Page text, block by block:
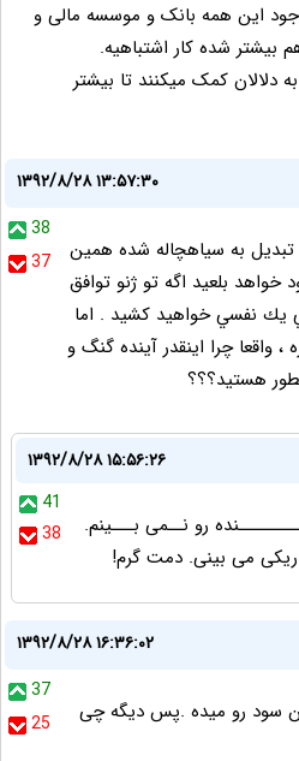
این همه بانک و موسسه مالی و
بیشتر شده کار اشتباهیه.
دلالان کمک میکنند تا بیشتر
۱۳۹۲/۸/۲۸ ۱۳:۵۷:۳۰
38
37
تبديل به سياهچاله شده همين
بلعيد اگه تو ژنو توافق
يك نفسي خواهيد كشيد . اما
واقعا چرا اينقدر آينده گنگ و
هستيد؟؟؟
۱۳۹۲/۸/۲۸ ۱۵:۵۶:۲۶
41
38
رو نــمی بـــینم.
می بینی. دمت گرم!
۱۳۹۲/۸/۲۸ ۱۶:۳۶:۰۲
37
25
سود رو میده .پس دیگه چی